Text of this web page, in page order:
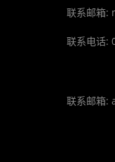
联系邮箱:
联系电话:
联系邮箱: